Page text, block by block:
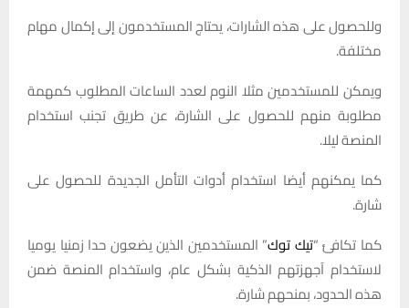
وللحصول على هذه الشارات، يحتاج المستخدمون إلى إكمال مهام
مختلفة.
ويمكن للمستخدمين مثلا النوم لعدد الساعات المطلوب كمهمة
مطلوبة منهم للحصول على الشارة، عن طريق تجنب استخدام
المنصة ليلا.
كما يمكنهم أيضا استخدام أدوات التأمل الجديدة للحصول على
شارة.
كما تكافئ “تيك توك” المستخدمين الذين يضعون حدا زمنيا يوميا
لاستخدام آجهزتهم الذكية بشكل عام، واستخدام المنصة ضمن
هذه الحدود، بمنحهم شارة.